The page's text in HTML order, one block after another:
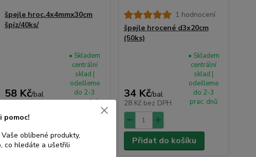
špejle hroc.4x4mmx30cm
špíz/40ks/
58 Kč/bal
48 Kčbez DPH
• Skladem
centrální
sklad |
odešleme
do 2-3
prac. dnů
Přidat do košíku
1 hodnocení
špejle hrocené d3x20cm
(50ks)
34 Kč/bal
28 Kč bez DPH
• Skladem
centrální
sklad |
odešleme
do 2-3
prac. dnů
Přidat do košíku
pomoc!
oblíbené produkty,
co hledáte a ušetřili